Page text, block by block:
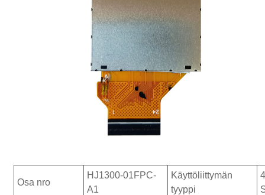
Osa nro
HJ1300-01FPC-
A1
Käyttöliittymän
tyyppi